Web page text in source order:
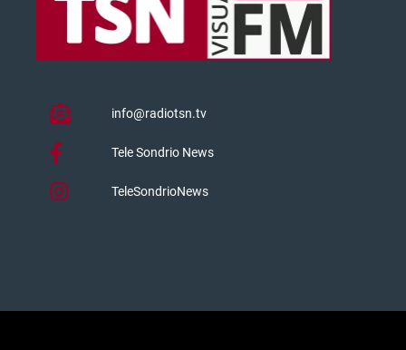
info@radiotsn.tv
Tele Sondrio News
TeleSondrioNews